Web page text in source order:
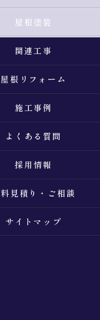
屋根塗装
関連工事
屋根リフォーム
施工事例
よくある質問
採用情報
見積り・ご相談
サイトマップ